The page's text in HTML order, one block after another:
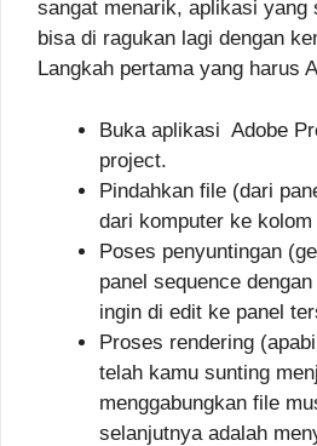
sangat menarik, aplikasi yang
bisa di ragukan lagi dengan
Langkah pertama yang harus
Buka aplikasi Adobe
project.
Pindahkan file (dari
dari komputer ke
Poses penyuntingan
panel sequence
ingin di edit ke panel
Proses rendering
telah kamu sunting
menggabungkan file
selanjutnya adalah